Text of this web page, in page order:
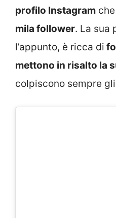
profilo Instagram
mila follower. La sua
l’appunto, è ricca di
mettono in risalto la
colpiscono sempre